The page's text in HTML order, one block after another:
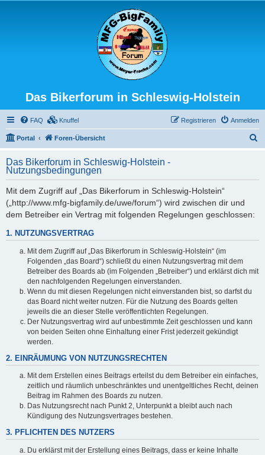
Das Bikerforum in Schleswig-Holstein
FAQ Knuffel Anmelden
Registrieren
Portal Foren-Übersicht
h
Das Bikerforum in Schleswig-Holstein -
Nutzungsbedingungen
Mit dem Zugriff auf „Das Bikerforum in Schleswig-Holstein“
(„http://www.mfg-bigfamily.de/uwe/forum“) wird zwischen dir und
dem Betreiber ein Vertrag mit folgenden Regelungen geschlossen:
1. NUTZUNGSVERTRAG
Mit dem Zugriff auf „Das Bikerforum in Schleswig-Holstein“ (im
Folgenden „das Board“) schließt du einen Nutzungsvertrag mit dem
Betreiber des Boards ab (im Folgenden „Betreiber“) und erklärst dich mit
den nachfolgenden Regelungen einverstanden.
Wenn du mit diesen Regelungen nicht einverstanden bist, so darfst du
das Board nicht weiter nutzen. Für die Nutzung des Boards gelten
jeweils die an dieser Stelle veröffentlichten Regelungen.
Der Nutzungsvertrag wird auf unbestimmte Zeit geschlossen und kann
von beiden Seiten ohne Einhaltung einer Frist jederzeit gekündigt
werden.
2. EINRÄUMUNG VON NUTZUNGSRECHTEN
Mit dem Erstellen eines Beitrags erteilst du dem Betreiber ein einfaches,
zeitlich und räumlich unbeschränktes und unentgeltliches Recht, deinen
Beitrag im Rahmen des Boards zu nutzen.
Das Nutzungsrecht nach Punkt 2, Unterpunkt a bleibt auch nach
Kündigung des Nutzungsvertrages bestehen.
3. PFLICHTEN DES NUTZERS
Du erklärst mit der Erstellung eines Beitrags, dass er keine Inhalte